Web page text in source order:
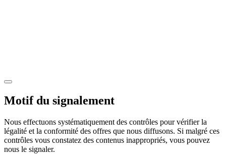
Motif du signalement
Nous effectuons systématiquement des contrôles pour vérifier la
légalité et la conformité des offres que nous diffusons. Si malgré ces
contrôles vous constatez des contenus inappropriés, vous pouvez
nous le signaler.